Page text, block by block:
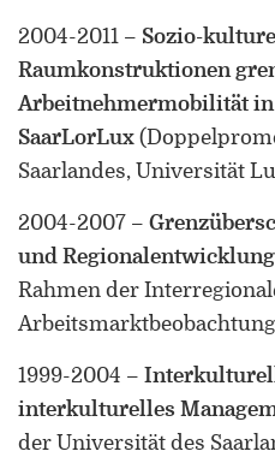
2004-2011 – Sozio-
Raumkonstruktionen
Arbeitnehmermobilität
SaarLorLux
Saarlandes, Universität
2004-2007 –
und Regionalentwicklung
Rahmen der
1999-2004 –
interkulturelles
der Universität des